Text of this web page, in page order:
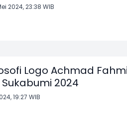
2024, 23:38 WIB
Logo Achmad
2024
19:27 WIB